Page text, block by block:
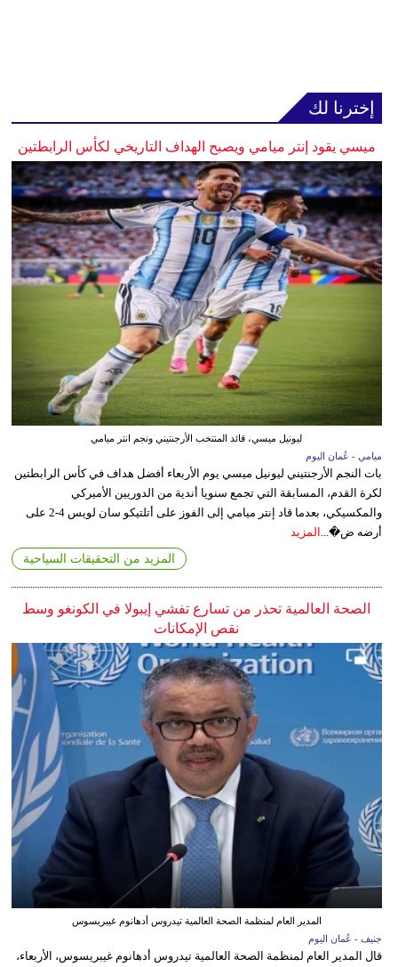
إخترنا لك
ميسي يقود إنتر ميامي ويصبح الهداف التاريخي لكأس الرابطتين
ليونيل ميسي، قائد المنتخب الأرجنتيني ونجم انتر ميامي
ميامي - عُمان اليوم
بات النجم الأرجنتيني ليونيل ميسي يوم الأربعاء أفضل هداف في كأس الرابطتين
لكرة القدم، المسابقة التي تجمع سنويا أندية من الدوريين الأميركي
والمكسيكي، بعدما قاد إنتر ميامي إلى الفوز على أتلتيكو سان لويس 4-2 على
أرضه ض�... المزيد
المزيد من التحقيقات السياحية
الصحة العالمية تحذر من تسارع تفشي إيبولا في الكونغو وسط
نقص الإمكانات
المدير العام لمنظمة الصحة العالمية تيدروس أدهانوم غيبريسوس
جنيف - عُمان اليوم
قال المدير العام لمنظمة الصحة العالمية تيدروس أدهانوم غيبريسوس، الأربعاء،